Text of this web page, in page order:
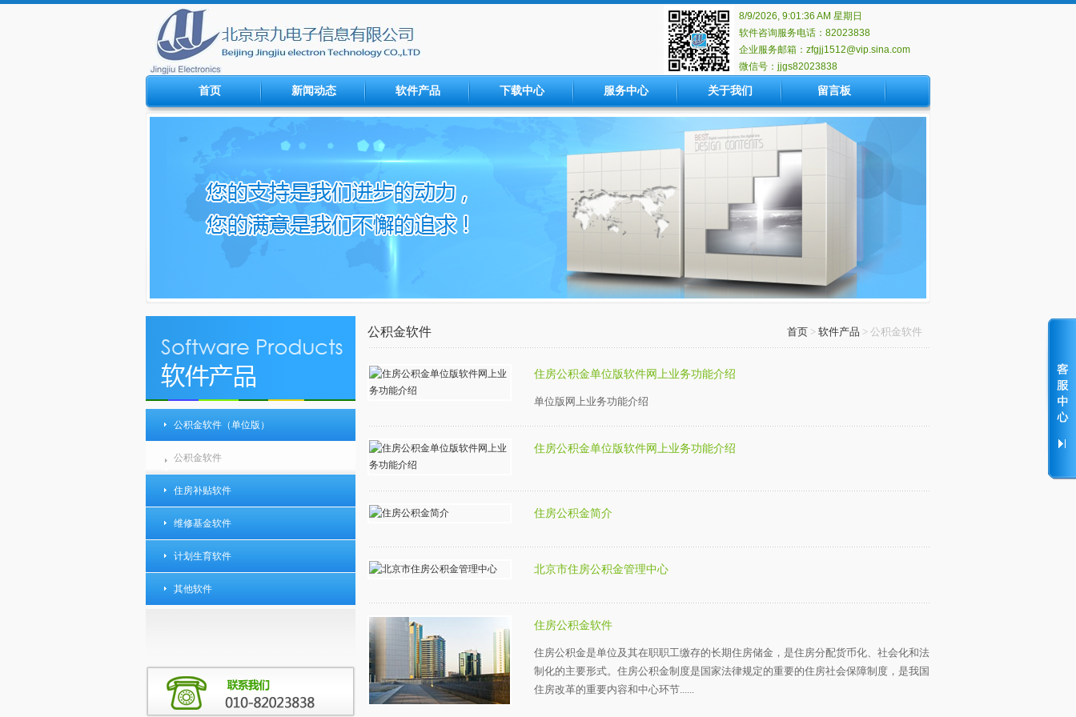
8/9/2026, 9:01:37 AM 星期日
软件咨询服务电话：82023838
企业服务邮箱：zfgjj1512@vip.sina.com
微信号：jjgs82023838
首页 新闻动态 软件产品 下载中心 服务中心 关于我们 留言板
公积金软件（单位版）
公积金软件
住房补贴软件
维修基金软件
计划生育软件
其他软件
公积金软件 首页 > 软件产品 > 公积金软件
住房公积金单位版软件网上业务功能介绍
单位版网上业务功能介绍
住房公积金单位版软件网上业务功能介绍
住房公积金简介
北京市住房公积金管理中心
住房公积金软件
住房公积金是单位及其在职职工缴存的长期住房储金，是住房分配货币化、社会化和法
制化的主要形式。住房公积金制度是国家法律规定的重要的住房社会保障制度，是我国
住房改革的重要内容和中心环节......